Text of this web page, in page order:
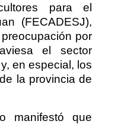
para el
(FECADESJ),
por
el sector
en especial, los
la provincia de
manifestó que